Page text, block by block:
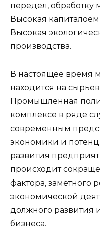
передел, обработку
Высокая
Высокая
производства.
В настоящее время
находится на
Промышленная
комплексе в ряде
современным
экономики и
развития
происходит
фактора, заметного
экономической
должного
бизнеса.